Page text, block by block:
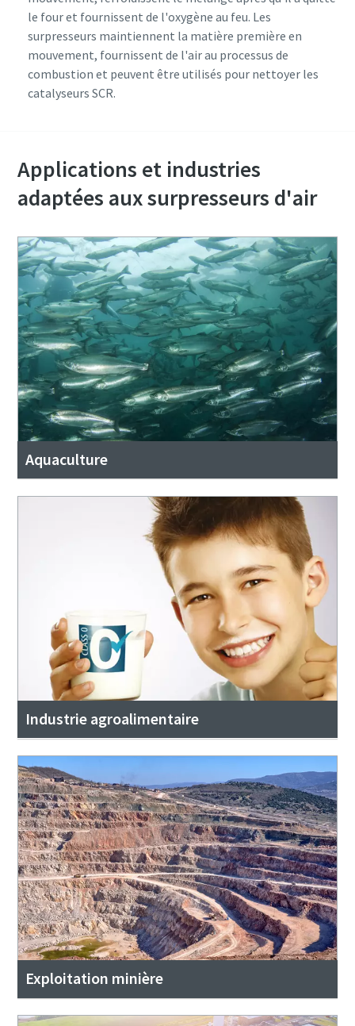
le four et fournissent de l'oxygène au feu. Les
surpresseurs maintiennent la matière première en
mouvement, fournissent de l'air au processus de
combustion et peuvent être utilisés pour nettoyer les
catalyseurs SCR.
Applications et industries
adaptées aux surpresseurs d'air
Aquaculture
Industrie agroalimentaire
Exploitation minière